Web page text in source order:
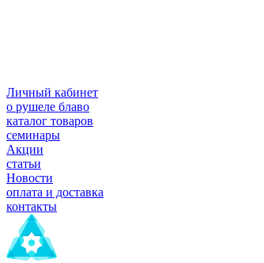
Личный кабинет
о рушеле блаво
каталог товаров
семинары
Акции
статьи
Новости
оплата и доставка
контакты